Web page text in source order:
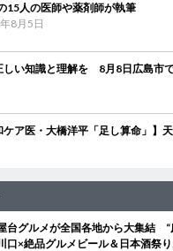
15人の医師や薬剤師が執筆
8月5日
しい知識と理解を 8月8日広島市
ケア医・大橋洋平「足し算命」】
台グルメが全国各地から大集結 “
口×絶品グルメビール＆日本酒祭